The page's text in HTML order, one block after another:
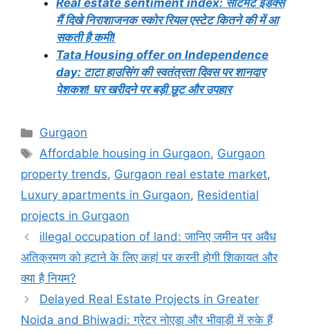
Real estate sentiment index: सेंटिमेंट इंडेक्स
मैं दिखे निराशाजनक स्कोर रियल एस्टेट कितने की में आ
सकती है कमी!
Tata Housing offer on Independence
day: टाटा हाउसिंग की स्वतंत्रता दिवस पर शानदार
पेशकश! घर खरीदने पर बड़ी छूट और उपहार
Categories
Gurgaon
Tags
Affordable housing in Gurgaon, Gurgaon
property trends, Gurgaon real estate market,
Luxury apartments in Gurgaon, Residential
projects in Gurgaon
illegal occupation of land: जानिए जमीन पर अवैध
अतिक्रमण को हटाने के लिए कहां पर करनी होगी शिकायत और
क्या है नियम?
Delayed Real Estate Projects in Greater
Noida and Bhiwadi: ग्रेटर नोएडा और भीवाड़ी में रुके हैं